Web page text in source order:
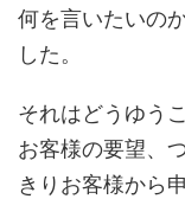
何を言いたいの
した。
それはどうゆう
お客様の要望、
きりお客様から